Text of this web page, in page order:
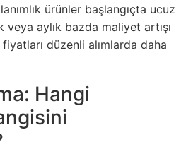
ürünler başlangıçta ucuz
aylık bazda maliyet artışı
düzenli alımlarda daha
Hangi